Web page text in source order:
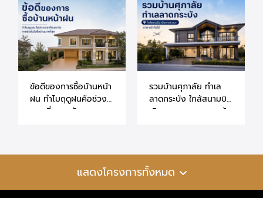
ข้อดีของการซื้อบ้านหน้า
ฝน ทำไมฤดูฝนคือช่วง
เวลาที่เหมาะกับการ
รวมบ้านศุภาลัย ทำเล
ลาดกระบัง ใกล้สนามบิน
เดินทางสะดวก ราคาเข้า
แสดงโครงการทั้งหมด